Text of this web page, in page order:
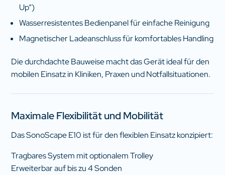
Up“)
Wasserresistentes Bedienpanel für einfache Reinigung
Magnetischer Ladeanschluss für komfortables Handling
Die durchdachte Bauweise macht das Gerät ideal für den
mobilen Einsatz in Kliniken, Praxen und Notfallsituationen.
Maximale Flexibilität und Mobilität
Das SonoScape E10 ist für den flexiblen Einsatz konzipiert:
Tragbares System mit optionalem Trolley
Erweiterbar auf bis zu 4 Sonden